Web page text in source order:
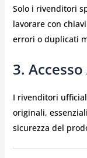
Solo i rivenditori
lavorare con
errori o duplicati
3.
I rivenditori
originali,
sicurezza del